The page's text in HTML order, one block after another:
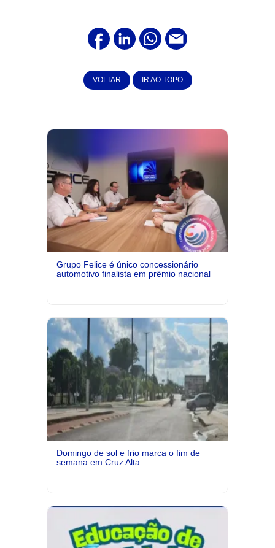
VOLTAR IR AO TOPO
Grupo Felice é único concessionário
automotivo finalista em prêmio nacional
Domingo de sol e frio marca o fim de
semana em Cruz Alta